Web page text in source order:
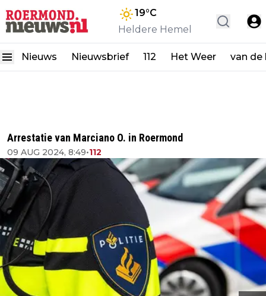
19°C
Heldere Hemel
Nieuws Nieuwsbrief 112 Het Weer van de
Arrestatie van Marciano O. in Roermond
09 AUG 2024, 8:49•112